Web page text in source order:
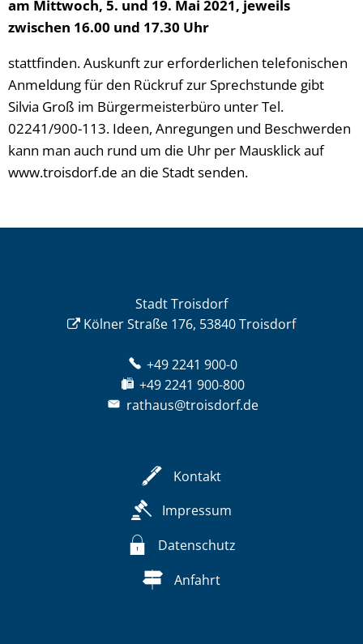
am Mittwoch, 5. und 19. Mai 2021, jeweils
zwischen 16.00 und 17.30 Uhr
stattfinden. Auskunft zur erforderlichen telefonischen
Anmeldung für den Rückruf zur Sprechstunde gibt
Silvia Groß im Bürgermeisterbüro unter Tel.
02241/900-113. Ideen, Anregungen und Beschwerden
kann man auch rund um die Uhr per Mausklick auf
www.troisdorf.de an die Stadt senden.
Stadt Troisdorf
Kölner Straße 176, 53840 Troisdorf
+49 2241 900-0
+49 2241 900-800
rathaus@troisdorf.de
Kontakt
Impressum
Datenschutz
Anfahrt